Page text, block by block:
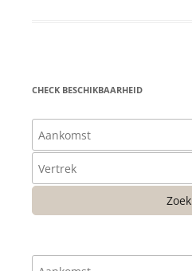
CHECK BESCHIKBAARHEID
Zoek